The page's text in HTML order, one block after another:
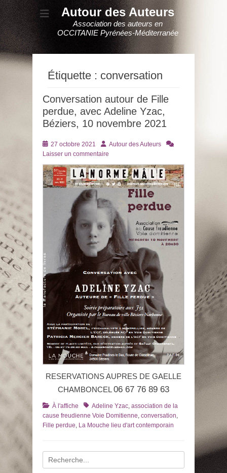
Autour des Auteurs
Association des auteurs en
OCCITANIE Pyrénées-Méditerranée
Étiquette : conversation
Conversation autour de Fille
perdue, avec Adeline Yzac,
Béziers, 10 novembre 2021
Posté
le
27 octobre 2021 AuteurAutour des Auteurs
Laisser un commentaire
RESERVATIONS AUPRES DE GAELLE
CHAMBONCEL 06 67 76 89 63
Catégories
À l'affiche TagsAdeline Yzac, association de la
cause freudienne Voie Domitienne, conversation,
Fille perdue, La Mouche lieu d'art contemporain
Recherche
pour